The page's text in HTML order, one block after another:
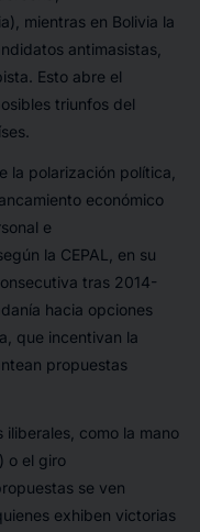
mientras en Bolivia la
antimasistas,
Esto abre el
triunfos del
la polarización política,
económico
e
la CEPAL, en su
tras 2014-
hacia opciones
que incentivan la
propuestas
como la mano
o el giro
se ven
exhiben victorias